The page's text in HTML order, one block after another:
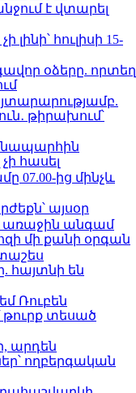
է վտարել
լինի՝ հուլիսի 15-
օձերը. որտեղ
թիրախում՝
հասել
07.00-ից մինչև
այսօր
առաջին անգամ
մի քանի օրգան
հայտնի են
Ռուբեն
թուրք տեսած
արդեն
ողբերգական